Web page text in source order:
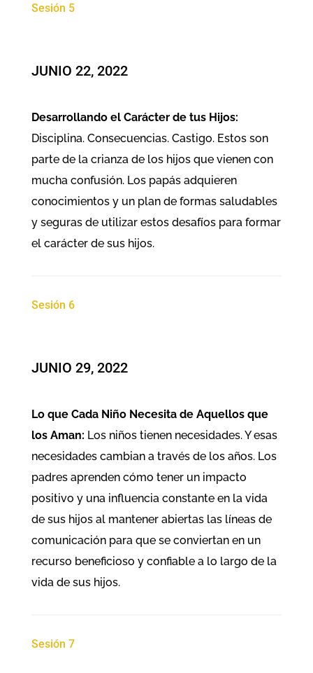
Sesión 5
JUNIO 22, 2022
Desarrollando el Carácter de tus Hijos:
Disciplina. Consecuencias. Castigo. Estos son
parte de la crianza de los hijos que vienen con
mucha confusión. Los papás adquieren
conocimientos y un plan de formas saludables
y seguras de utilizar estos desafíos para formar
el carácter de sus hijos.
Sesión 6
JUNIO 29, 2022
Lo que Cada Niño Necesita de Aquellos que
los Aman: Los niños tienen necesidades. Y esas
necesidades cambian a través de los años. Los
padres aprenden cómo tener un impacto
positivo y una influencia constante en la vida
de sus hijos al mantener abiertas las líneas de
comunicación para que se conviertan en un
recurso beneficioso y confiable a lo largo de la
vida de sus hijos.
Sesión 7